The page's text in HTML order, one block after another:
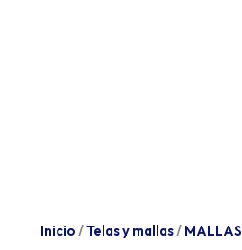
Inicio /Telas y mallas / MALLAS